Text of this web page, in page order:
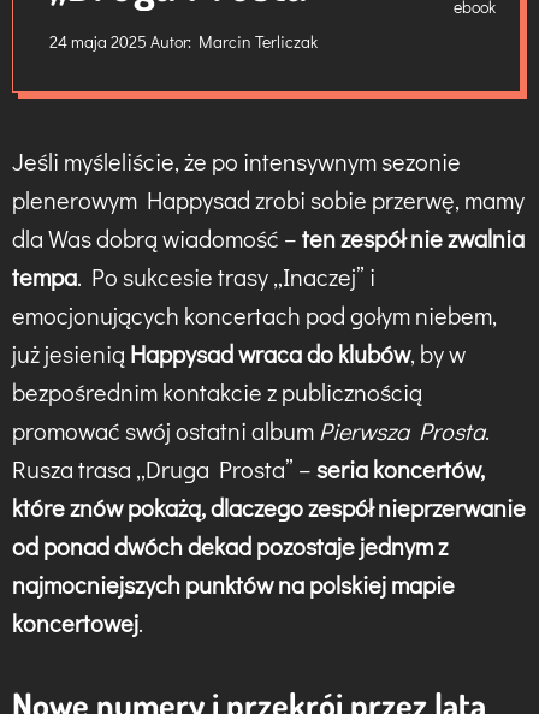
24 maja 2025 Autor: Marcin Terliczak
Jeśli myśleliście, że po intensywnym sezonie
plenerowym Happysad zrobi sobie przerwę, mamy
dla Was dobrą wiadomość –ten zespół nie zwalnia
tempa. Po sukcesie trasy „Inaczej” i
emocjonujących koncertach pod gołym niebem,
już jesienią Happysad wraca do klubów, by w
bezpośrednim kontakcie z publicznością
promować swój ostatni album Pierwsza Prosta.
Rusza trasa „Druga Prosta” –seria koncertów,
które znów pokażą, dlaczego zespół nieprzerwanie
od ponad dwóch dekad pozostaje jednym z
najmocniejszych punktów na polskiej mapie
koncertowej.
Nowe numery i przekrój przez lata